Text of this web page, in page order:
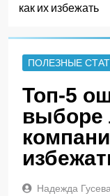
как их избежать
ПОЛЕЗНЫЕ
Топ-5
выборе
Надежда